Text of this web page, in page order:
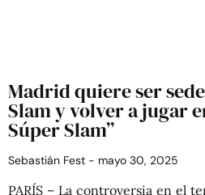
Madrid quiere ser
Slam y volver a jugar
Súper Slam”
Sebastián Fest mayo 30, 2025
PARÍS – La controversia en el